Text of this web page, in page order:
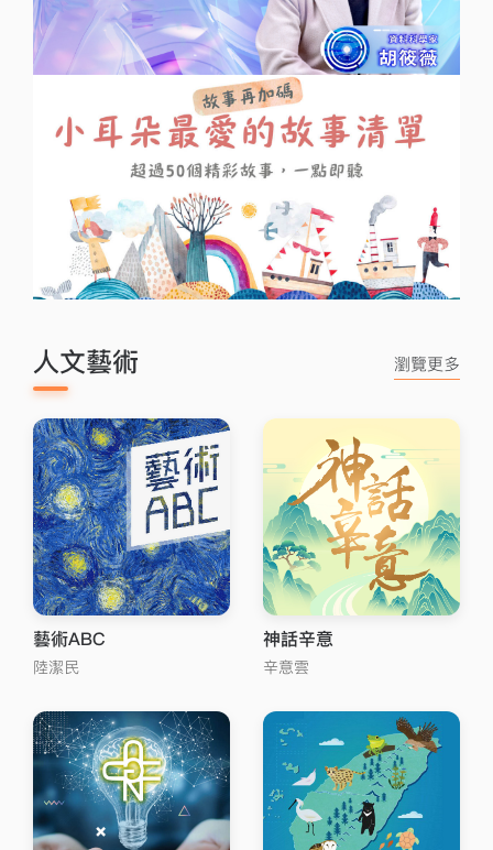
人文藝術 瀏覽更多
藝術ABC
陸潔民
神話辛意
辛意雲